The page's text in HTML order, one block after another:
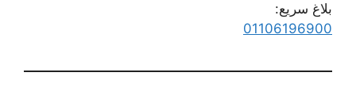
بلاغ سريع:
01106196900